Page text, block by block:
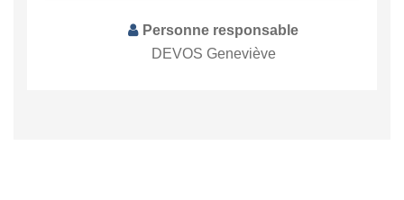
Personne responsable
DEVOS Geneviève